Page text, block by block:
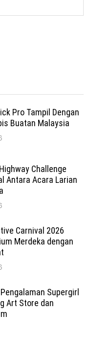
Pro Tampil Dengan
Buatan Malaysia
Challenge
Antara Acara Larian
Carnival 2026
Merdeka dengan
Supergirl
Art Store dan